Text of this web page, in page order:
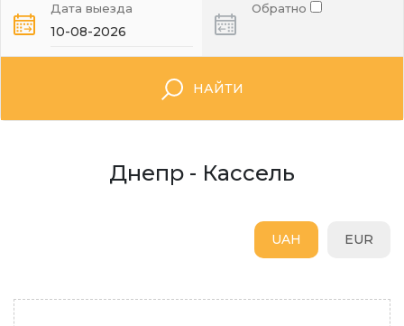
Дата выезда Обратно
НАЙТИ
Днепр - Кассель
EUR
UAH